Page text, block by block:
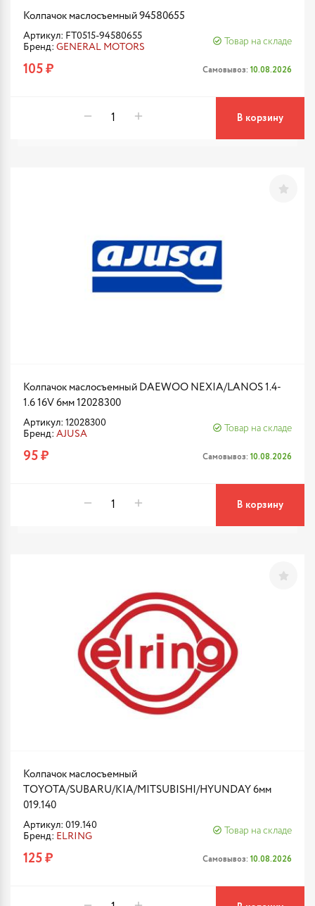
Колпачок маслосъемный 94580655
Артикул: FT0515-94580655
Бренд: GENERAL MOTORS
Товар на складе
105 ₽ Самовывоз: 10.08.2026
В корзину
Колпачок маслосъемный DAEWOO NEXIA/LANOS 1.4-
1.6 16V 6мм 12028300
Артикул: 12028300
Бренд: AJUSA
Товар на складе
95 ₽ Самовывоз: 10.08.2026
В корзину
Колпачок маслосъемный
TOYOTA/SUBARU/KIA/MITSUBISHI/HYUNDAY 6мм
019.140
Артикул: 019.140
Бренд: ELRING
Товар на складе
125 ₽ Самовывоз: 10.08.2026